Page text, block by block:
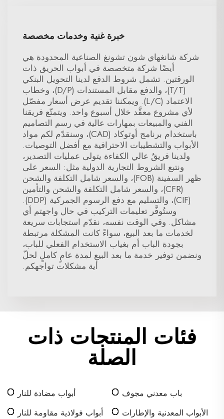
خبرة غنية وخدمات مخصصة
شركة شانغهاي شون تشونغ الصناعية المحدودة هي
أيضًا شركة متخصصة في أبواب الحريق ذات
الورقتين. تشمل شروط الدفع لدينا التحويل البنكي
(T/T)، والدفع مقابل المستندات (D/P)، وخطاب
الاعتماد (L/C). ويمكننا تقديم عرض أسعار مفصّل
لأي مشروع معقَّد خلال أسبوع واحد. ويتمتّع فريقنا
الفني والمبيعات بمهارات عالية في رسم التصاميم
باستخدام برنامج أوتوكاد (CAD)، وسنقدّم لكم مواد
الأبواب والتشطيبات الاحترافية مع أفضل التوصيات.
ولدينا فريقٌ عالي الكفاءة يتولى عمليات التصدير،
ونتبع الشروط التجارية الدولية مثل: السعر على
ظهر السفينة (FOB)، والسعر شامل التكلفة والشحن
(CFR)، والسعر شامل التكلفة والشحن والتأمين
(CIF)، والتسليم مع دفع الرسوم الجمركية (DDP).
وستُوفَّر تعليمات التركيب في حال واجهتم أي
مشاكل. وفي الوقت نفسه، نقدّم استجابات سريعة
لخدمات ما بعد البيع، سواءً كانت المشكلة مرتبطة
بجودة الباب أم بغياب الاستخدام الفعلي للباب،
ونضمن توفير خدمة ما بعد البيع لمدة عامٍ كاملٍ لحلّ
أية مشكلات تواجهكم.
فئات المنتجات ذات
الصلة
باب معدني مجوف
أبواب مضادة للنار
الأبواب المعدنية والإطارات
أبواب فولاذية مقاومة للنار